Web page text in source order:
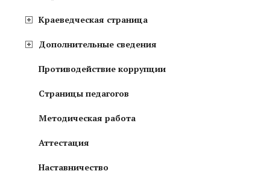
Краеведческая страница
Дополнительные сведения
Противодействие коррупции
Страницы педагогов
Методическая работа
Аттестация
Наставничество